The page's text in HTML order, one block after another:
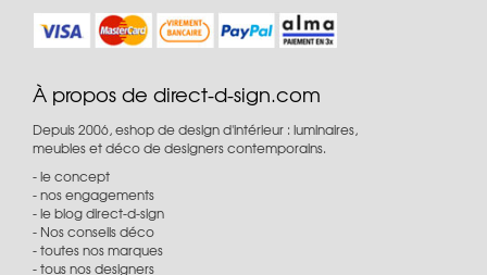
À propos de direct-d-sign.com
Depuis 2006, eshop de design d'intérieur : luminaires,
meubles et déco de designers contemporains.
le concept
nos engagements
le blog direct-d-sign
Nos conseils déco
toutes nos marques
tous nos designers